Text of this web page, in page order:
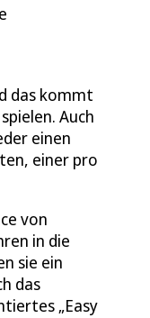
das kommt
Auch
einen
einer pro
von
in die
sie ein
das
„Easy